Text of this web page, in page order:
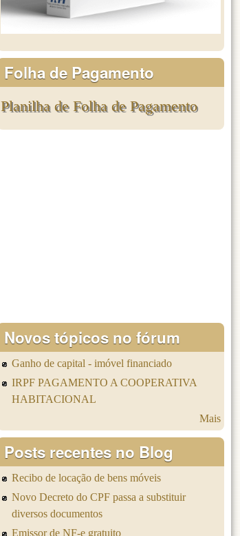
Folha de Pagamento
Planilha de Folha de Pagamento
Novos tópicos no fórum
Ganho de capital - imóvel financiado
IRPF PAGAMENTO A COOPERATIVA
HABITACIONAL
Mais
Posts recentes no Blog
Recibo de locação de bens móveis
Novo Decreto do CPF passa a substituir
diversos documentos
Emissor de NF-e gratuito